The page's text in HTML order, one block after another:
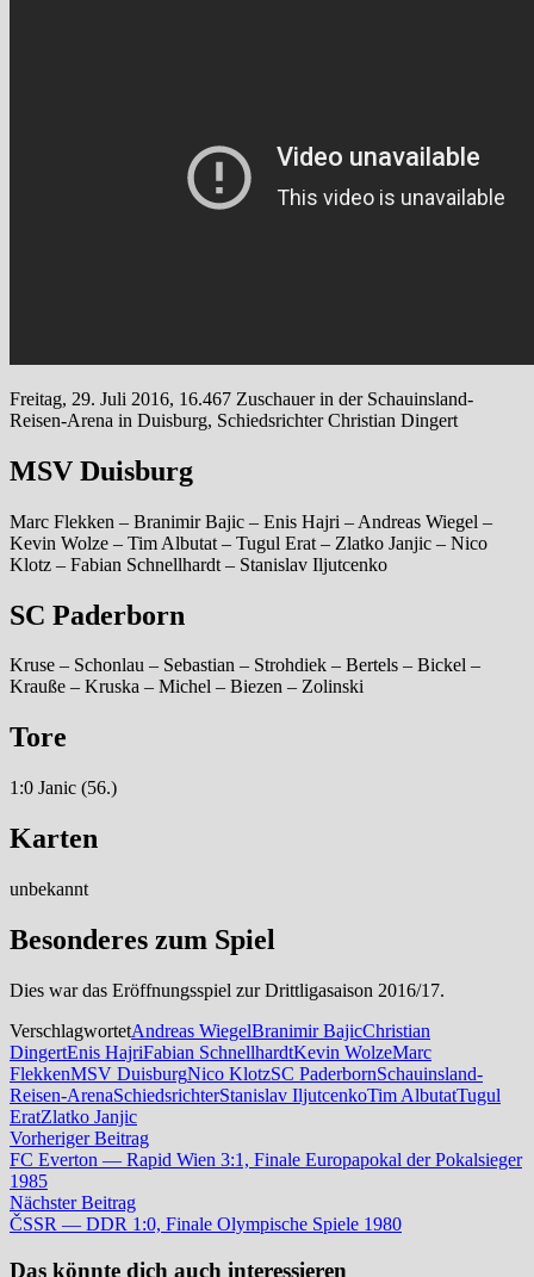
Freitag, 29. Juli 2016, 16.467 Zuschauer in der Schauinsland-
Reisen-Arena in Duisburg, Schiedsrichter Christian Dingert
MSV Duisburg
Marc Flekken – Branimir Bajic – Enis Hajri – Andreas Wiegel –
Kevin Wolze – Tim Albutat – Tugul Erat – Zlatko Janjic – Nico
Klotz – Fabian Schnellhardt – Stanislav Iljutcenko
SC Paderborn
Kruse – Schonlau – Sebastian – Strohdiek – Bertels – Bickel –
Krauße – Kruska – Michel – Biezen – Zolinski
Tore
1:0 Janic (56.)
Karten
unbekannt
Besonderes zum Spiel
Dies war das Eröffnungsspiel zur Drittligasaison 2016/17.
VerschlagwortetAndreas WiegelBranimir BajicChristian
DingertEnis HajriFabian SchnellhardtKevin WolzeMarc
FlekkenMSV DuisburgNico KlotzSC PaderbornSchauinsland-
Reisen-ArenaSchiedsrichterStanislav IljutcenkoTim AlbutatTugul
EratZlatko Janjic
Beitrags-
Navigation
Vorheriger BeitragVorheriger
Beitrag:
FC Everton — Rapid Wien 3:1, Finale Europapokal der Pokalsieger
1985
Nächster BeitragNächster
Beitrag:
ČSSR — DDR 1:0, Finale Olympische Spiele 1980
Das könnte dich auch interessieren